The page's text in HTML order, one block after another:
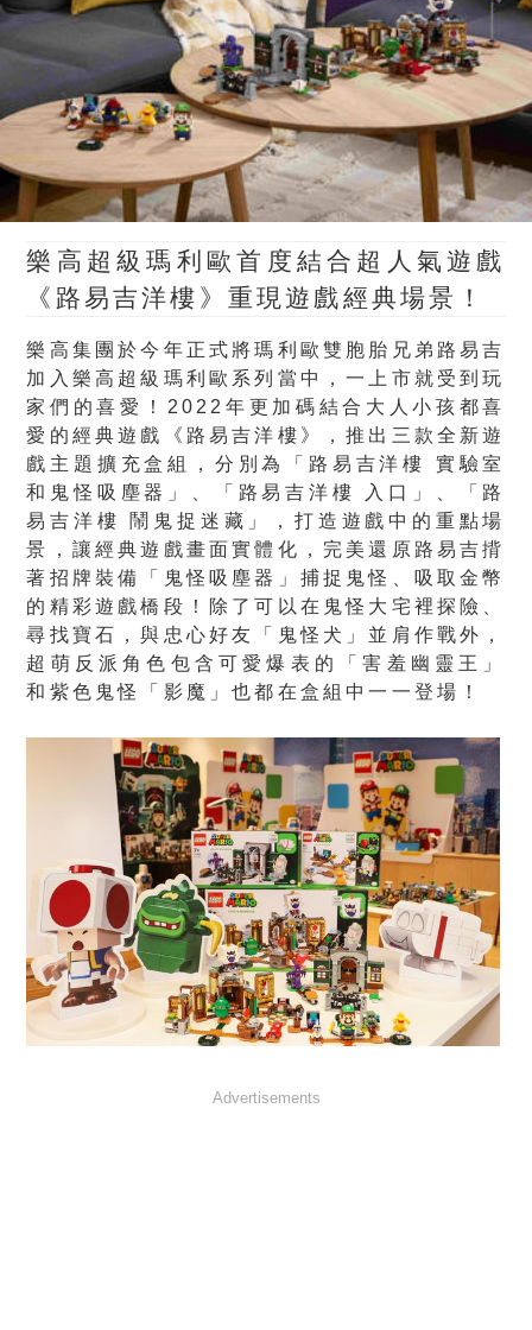
樂高超級瑪利歐首度結合超人氣遊戲
《路易吉洋樓》重現遊戲經典場景！
樂高集團於今年正式將瑪利歐雙胞胎兄弟路易吉
加入樂高超級瑪利歐系列當中，一上市就受到玩
家們的喜愛！2022年更加碼結合大人小孩都喜
愛的經典遊戲《路易吉洋樓》，推出三款全新遊
戲主題擴充盒組，分別為「路易吉洋樓 實驗室
和鬼怪吸塵器」、「路易吉洋樓 入口」、「路
易吉洋樓 鬧鬼捉迷藏」，打造遊戲中的重點場
景，讓經典遊戲畫面實體化，完美還原路易吉揹
著招牌裝備「鬼怪吸塵器」捕捉鬼怪、吸取金幣
的精彩遊戲橋段！除了可以在鬼怪大宅裡探險、
尋找寶石，與忠心好友「鬼怪犬」並肩作戰外，
超萌反派角色包含可愛爆表的「害羞幽靈王」
和紫色鬼怪「影魔」也都在盒組中一一登場！
Advertisements